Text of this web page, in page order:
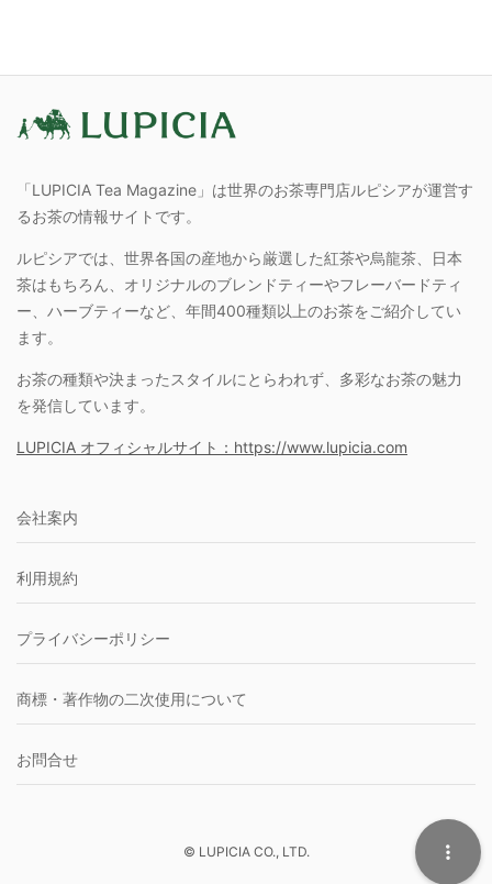
「LUPICIA Tea Magazine」は世界のお茶専門店ルピシアが運営す
るお茶の情報サイトです。
ルピシアでは、世界各国の産地から厳選した紅茶や烏龍茶、日本
茶はもちろん、オリジナルのブレンドティーやフレーバードティ
ー、ハーブティーなど、年間400種類以上のお茶をご紹介してい
ます。
お茶の種類や決まったスタイルにとらわれず、多彩なお茶の魅力
を発信しています。
LUPICIA オフィシャルサイト：https://www.lupicia.com
会社案内
利用規約
プライバシーポリシー
商標・著作物の二次使用について
お問合せ
© LUPICIA CO., LTD.